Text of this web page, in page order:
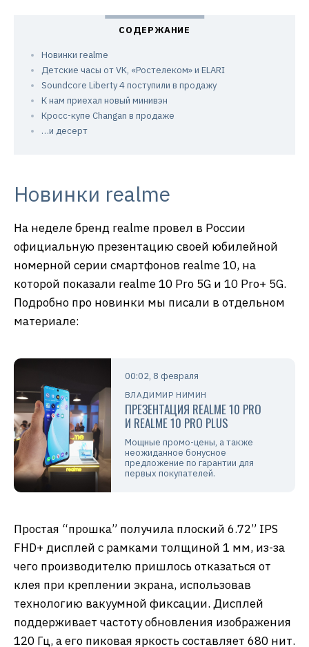
Новинки realme
Детские часы от VK, «Ростелеком» и ELARI
Soundcore Liberty 4 поступили в продажу
К нам приехал новый минивэн
Кросс-купе Changan в продаже
…и десерт
Новинки realme
На неделе бренд realme провел в России
официальную презентацию своей юбилейной
номерной серии смартфонов realme 10, на
которой показали realme 10 Pro 5G и 10 Pro+ 5G.
Подробно про новинки мы писали в отдельном
материале:
00:02, 8 февраля
ВЛАДИМИР НИМИН
ПРЕЗЕНТАЦИЯ REALME 10 PRO
И REALME 10 PRO PLUS
Мощные промо-цены, а также
неожиданное бонусное
предложение по гарантии для
первых покупателей.
Простая “прошка” получила плоский 6.72” IPS
FHD+ дисплей с рамками толщиной 1 мм, из-за
чего производителю пришлось отказаться от
клея при креплении экрана, использовав
технологию вакуумной фиксации. Дисплей
поддерживает частоту обновления изображения
120 Гц, а его пиковая яркость составляет 680 нит.